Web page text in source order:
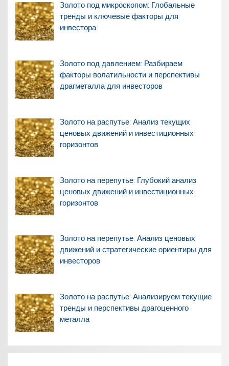
Золото под микроскопом: Глобальные
тренды и ключевые факторы для
инвестора
Золото под давлением: Разбираем
факторы волатильности и перспективы
драгметалла для инвесторов
Золото на распутье: Анализ текущих
ценовых движений и инвестиционных
горизонтов
Золото на перепутье: Глубокий анализ
ценовых движений и инвестиционных
горизонтов
Золото на перепутье: Анализ ценовых
движений и стратегические ориентиры для
инвесторов
Золото на распутье: Анализируем текущие
тренды и перспективы драгоценного
металла